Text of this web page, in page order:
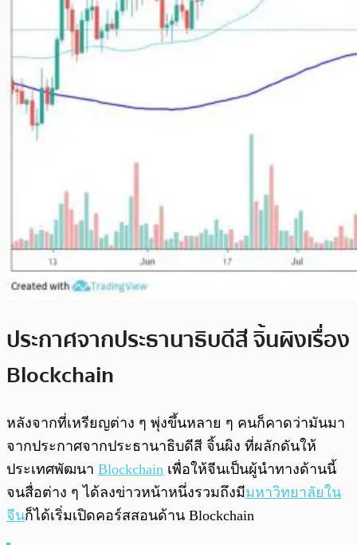
ประกาศจากประธานาธิบดีสี จิ้นผิงเรื่อง
Blockchain
หลังจากที่เหรียญต่าง ๆ พุ่งขึ้นหลาย ๆ คนก็คาดว่ามันมา
จากประกาศจากประธานาธิบดีสี จิ้นผิง ที่ผลักดันให้
ประเทศพัฒนา Blockchain เพื่อให้จีนเป็นผู้นำทางด้านนี้
จนสื่อต่าง ๆ ได้ลงข่าวหน้าหนึ่งรวมถึงมีมหาวิทยาลัยใน
จีนก็ได้เริ่มเปิดคอร์สสอนด้าน Blockchain